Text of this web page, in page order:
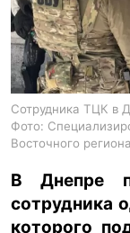
ua ru en
Сотрудника ТЦК в
Фото:
Восточного региона
В Днепре
сотрудника
которого